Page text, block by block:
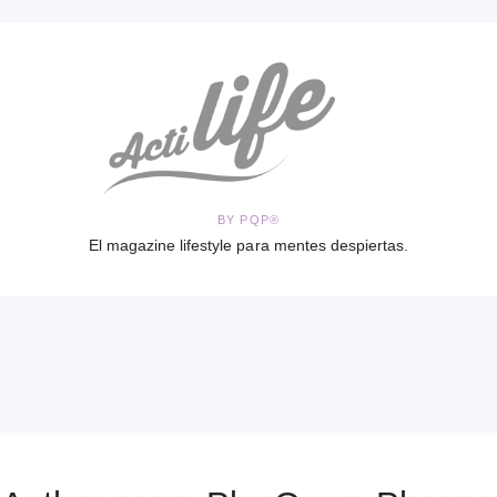
BY PQP®
El magazine lifestyle para mentes despiertas.